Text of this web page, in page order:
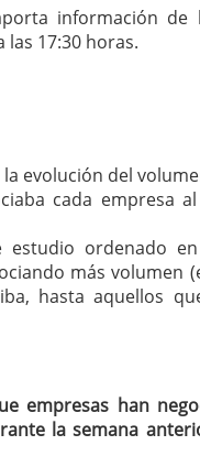
información de
17:30 horas.
evolución del
cada empresa
estudio ordenado
más volumen
hasta aquellos
empresas han
la semana